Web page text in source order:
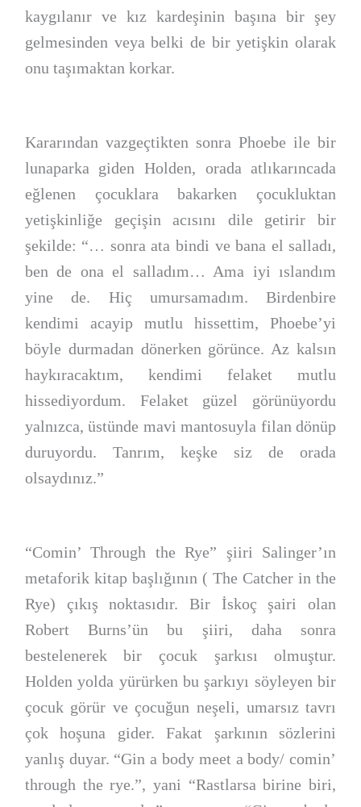
kaygılanır ve kız kardeşinin başına bir şey
gelmesinden veya belki de bir yetişkin olarak
onu taşımaktan korkar.
Kararından vazgeçtikten sonra Phoebe ile bir
lunaparka giden Holden, orada atlıkarıncada
eğlenen çocuklara bakarken çocukluktan
yetişkinliğe geçişin acısını dile getirir bir
şekilde: “… sonra ata bindi ve bana el salladı,
ben de ona el salladım… Ama iyi ıslandım
yine de. Hiç umursamadım. Birdenbire
kendimi acayip mutlu hissettim, Phoebe’yi
böyle durmadan dönerken görünce. Az kalsın
haykıracaktım, kendimi felaket mutlu
hissediyordum. Felaket güzel görünüyordu
yalnızca, üstünde mavi mantosuyla filan dönüp
duruyordu. Tanrım, keşke siz de orada
olsaydınız.”
“Comin’ Through the Rye” şiiri Salinger’ın
metaforik kitap başlığının ( The Catcher in the
Rye) çıkış noktasıdır. Bir İskoç şairi olan
Robert Burns’ün bu şiiri, daha sonra
bestelenerek bir çocuk şarkısı olmuştur.
Holden yolda yürürken bu şarkıyı söyleyen bir
çocuk görür ve çocuğun neşeli, umarsız tavrı
çok hoşuna gider. Fakat şarkının sözlerini
yanlış duyar. “Gin a body meet a body/ comin’
through the rye.”, yani “Rastlarsa birine biri,